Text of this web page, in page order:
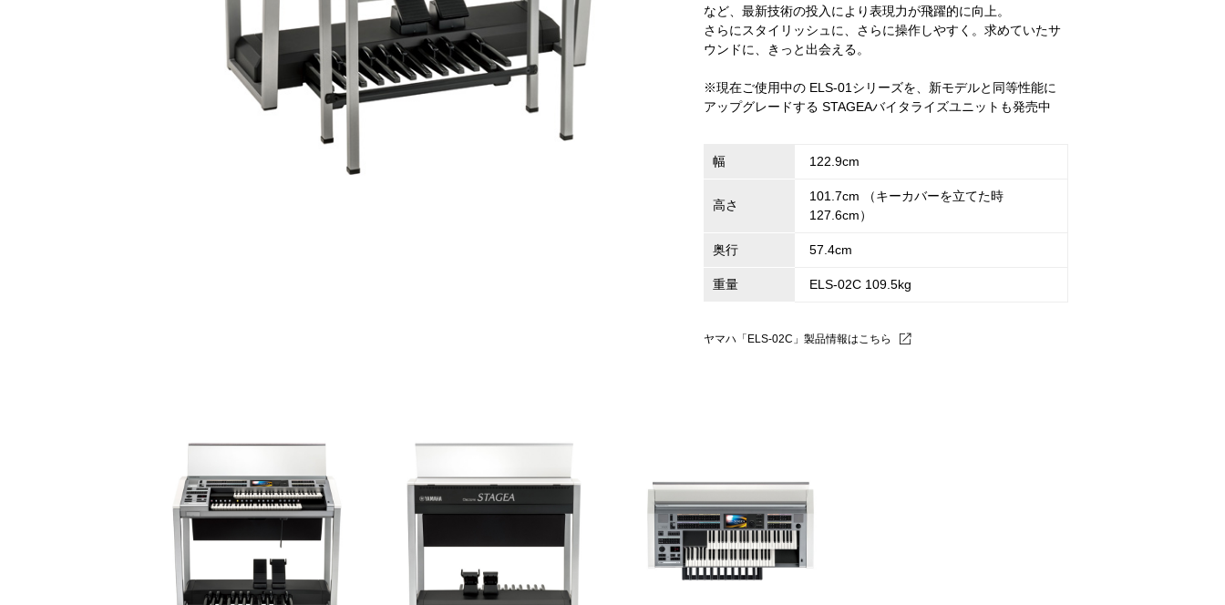
など、最新技術の投入により表現力が飛躍的に向上。
さらにスタイリッシュに、さらに操作しやすく。求めていたサ
ウンドに、きっと出会える。
※現在ご使用中の ELS-01シリーズを、新モデルと同等性能に
アップグレードする STAGEAバイタライズユニットも発売中
幅 122.9cm
高さ
101.7cm （キーカバーを立てた時
127.6cm）
奥行 57.4cm
重量 ELS-02C 109.5kg
ヤマハ「ELS-02C」製品情報はこちら